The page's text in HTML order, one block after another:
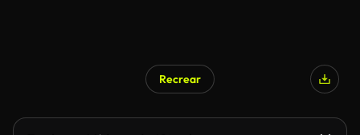
Recrear